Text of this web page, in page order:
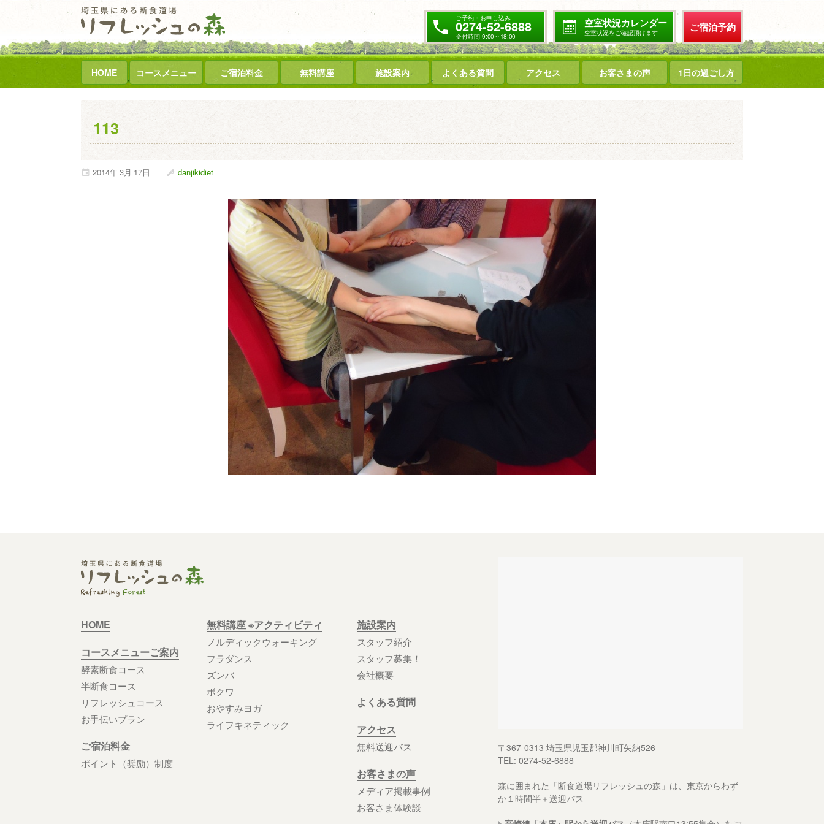
ご予約・お申し込み
0274-52-6888
受付時間 9:00～18:00
空室状況カレンダー
空室状況をご確認頂けます ご宿泊予約
HOME コースメニュー ご宿泊料金 無料講座 施設案内 よくある質問 アクセス お客さまの声 1日の過ごし方
113
2014年3月 17日 danjikidiet
HOME
コースメニューご案内
酵素断食コース
半断食コース
リフレッシュコース
お手伝いプラン
ご宿泊料金
ポイント（奨励）制度
無料講座 ※アクティビティ
ノルディックウォーキング
フラダンス
ズンバ
ボクワ
おやすみヨガ
ライフキネティック
施設案内
スタッフ紹介
スタッフ募集！
会社概要
よくある質問
アクセス
無料送迎バス
お客さまの声
メディア掲載事例
お客さま体験談
〒367-0313 埼玉県児玉郡神川町矢納526
TEL: 0274-52-6888
森に囲まれた「断食道場リフレッシュの森」は、東京からわず
か１時間半＋送迎バス